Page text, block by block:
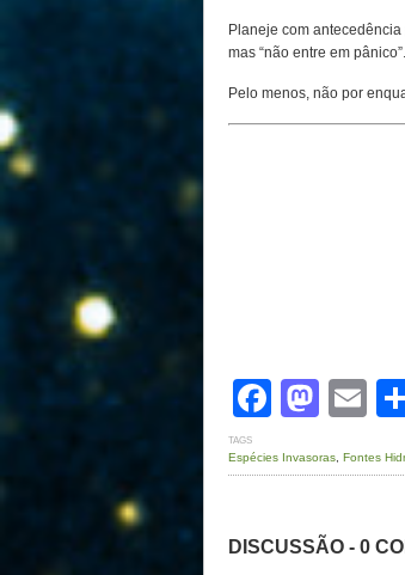
Planeje com
mas “não entre em pânico”.
Pelo menos, não por
TAGS
Espécies Invasoras Fontes
DISCUSSÃO - 0